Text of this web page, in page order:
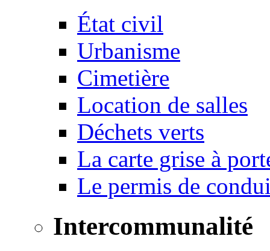
État civil
Urbanisme
Cimetière
Location de salles
Déchets verts
La carte grise à
Le permis de
Intercommunalité